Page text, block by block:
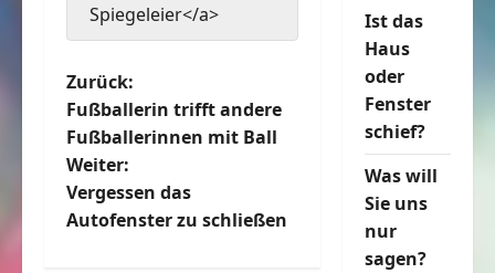
Spiegeleier</a>
B
e
i
t
Zurück:
Fußballerin trifft andere
Fußballerinnen mit Ball
Weiter:
Vergessen das
Autofenster zu schließen
Ist das
Haus
oder
Fenster
schief?
Was will
Sie uns
nur
sagen?